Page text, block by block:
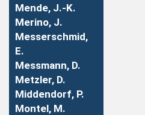
Mende, J.-K.
Merino, J.
Messerschmid,
E.
Messmann, D.
Metzler, D.
Middendorf, P.
Montel, M.